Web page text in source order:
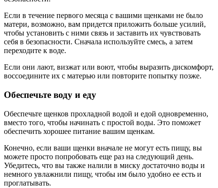
Если в течение первого месяца с вашими щенками не было
матери, возможно, вам придется приложить больше усилий,
чтобы установить с ними связь и заставить их чувствовать
себя в безопасности. Сначала используйте смесь, а затем
переходите к воде.
Если они лают, визжат или воют, чтобы выразить дискомфорт,
воссоедините их с матерью или повторите попытку позже.
Обеспечьте воду и еду
Обеспечьте щенков прохладной водой и едой одновременно,
вместо того, чтобы начинать с простой воды. Это поможет
обеспечить хорошее питание вашим щенкам.
Конечно, если ваши щенки вначале не могут есть пищу, вы
можете просто попробовать еще раз на следующий день.
Убедитесь, что вы также налили в миску достаточно воды и
немного увлажнили пищу, чтобы им было удобно ее есть и
проглатывать.